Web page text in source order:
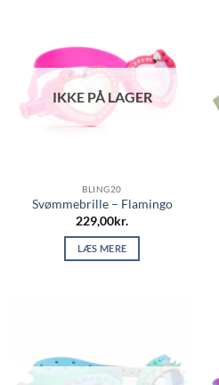
IKKE PÅ LAGER
BLING20
Svømmebrille – Flamingo
229,00kr.
LÆS MERE